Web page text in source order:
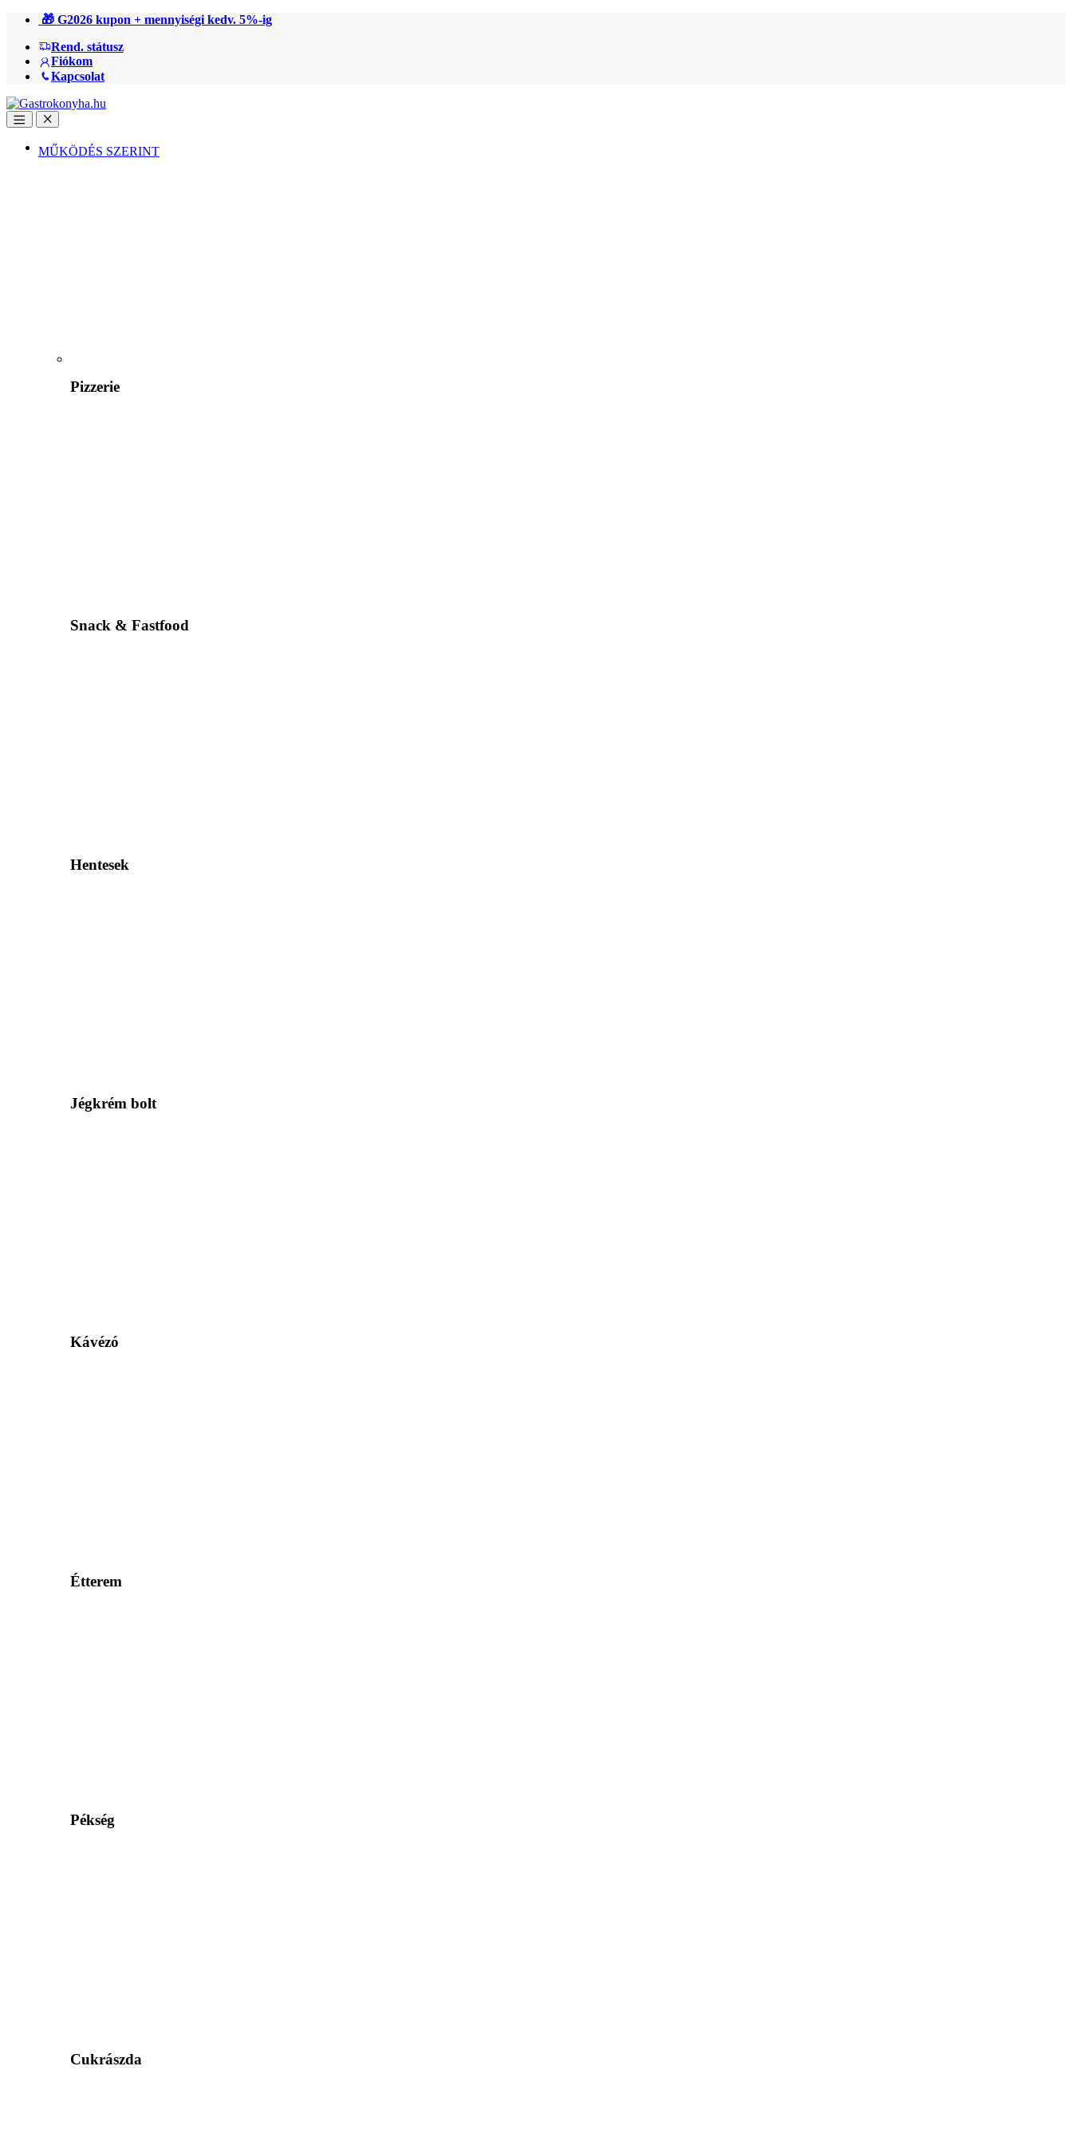
Ugrás
navigációhoz
Ugrás
tartalomra
🎁 G2026 kupon + mennyiségi kedv. 5%-ig
Rend. státusz
Fiókom
Kapcsolat
Open Close
MŰKÖDÉS SZERINT
Pizzerie
Snack & Fastfood
Hentesek
Jégkrém bolt
Kávézó
Étterem
Pékség
Cukrászda